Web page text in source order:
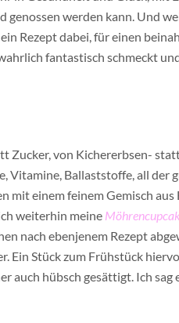
genossen werden kann. Und
Rezept dabei, für einen
fantastisch schmeckt
Zucker, von Kichererbsen-
Vitamine, Ballaststoffe, all der
mit einem feinem Gemisch
weiterhin meine
nach ebenjenem Rezept
Ein Stück zum Frühstück
auch hübsch gesättigt. Ich